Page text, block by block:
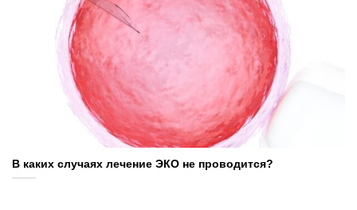
В каких случаях лечение ЭКО не проводится?